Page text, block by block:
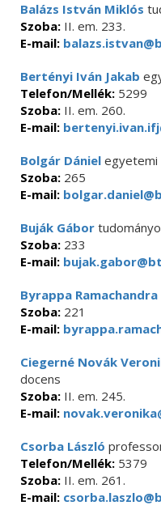
Balázs István Miklós
Szoba: II. em. 233.
E-mail:
Bertényi Iván Jakab
Telefon/Mellék: 5299
Szoba: II. em. 260.
E-mail:
Bolgár Dániel egyetemi
Szoba: 265
E-mail:
Buják Gábor
Szoba: 233
E-mail:
Byrappa Ramachandra
Szoba: 221
E-mail:
Ciegerné Novák
docens
Szoba: II. em. 245.
E-mail:
Csorba László
Telefon/Mellék: 5379
Szoba: II. em. 261.
E-mail: